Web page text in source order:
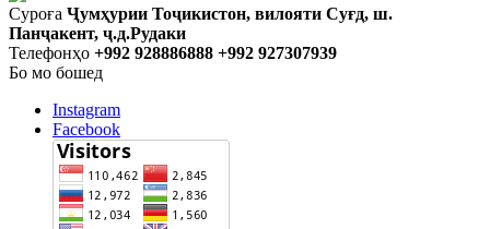
Суроға Ҷумҳурии Тоҷикистон, вилояти Суғд, ш.
Панҷакент, ҷ.д.Рудаки
Телефонҳо +992 928886888 +992 927307939
Бо мо бошед
Instagram
Facebook